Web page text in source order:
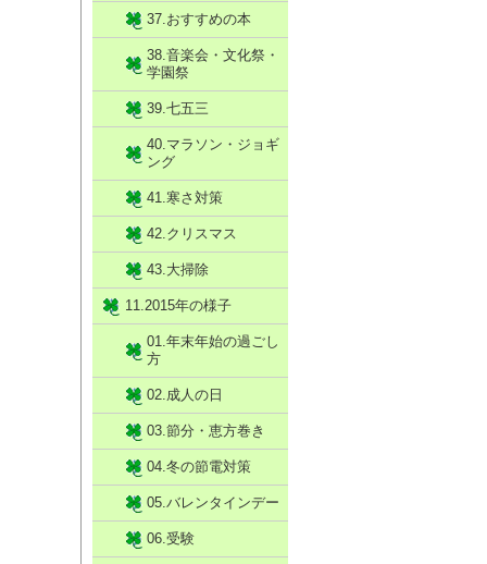
37.おすすめの本
38.音楽会・文化祭・
学園祭
39.七五三
40.マラソン・ジョギ
ング
41.寒さ対策
42.クリスマス
43.大掃除
11.2015年の様子
01.年末年始の過ごし
方
02.成人の日
03.節分・恵方巻き
04.冬の節電対策
05.バレンタインデー
06.受験